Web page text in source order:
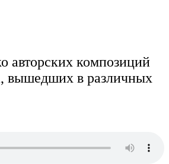
авторских композиций
вышедших в различных